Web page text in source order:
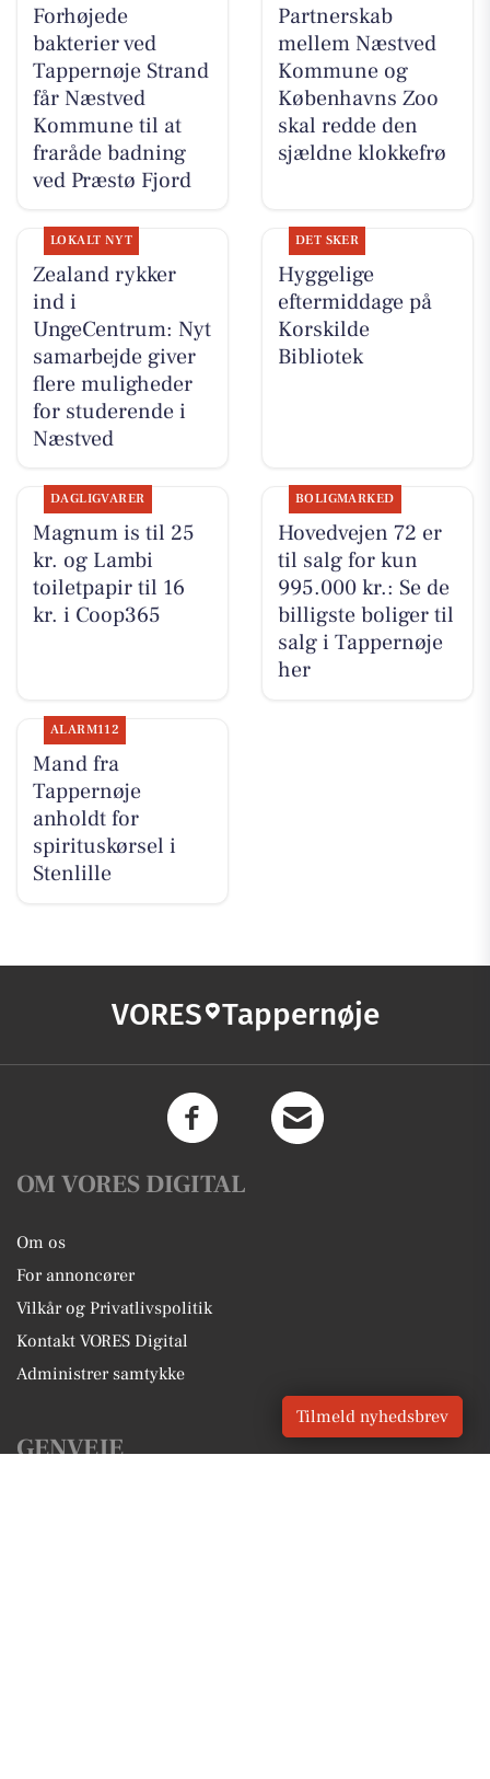
Forhøjede
bakterier ved
Tappernøje Strand
får Næstved
Kommune til at
fraråde badning
ved Præstø Fjord
Partnerskab
mellem Næstved
Kommune og
Københavns Zoo
skal redde den
sjældne klokkefrø
LOKALT NYT
Zealand rykker
ind i
UngeCentrum: Nyt
samarbejde giver
flere muligheder
for studerende i
Næstved
DET SKER
Hyggelige
eftermiddage på
Korskilde
Bibliotek
DAGLIGVARER
Magnum is til 25
kr. og Lambi
toiletpapir til 16
kr. i Coop365
BOLIGMARKED
Hovedvejen 72 er
til salg for kun
995.000 kr.: Se de
billigste boliger til
salg i Tappernøje
her
ALARM112
Mand fra
Tappernøje
anholdt for
spirituskørsel i
Stenlille
VORES Tappernøje
OM VORES DIGITAL
Om os
For annoncører
Vilkår og Privatlivspolitik
Kontakt VORES Digital
Administrer samtykke
GENVEJE
Tilmeld nyhedsbrev